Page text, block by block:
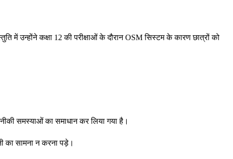
में उन्होंने कक्षा 12 की परीक्षाओं के दौरान OSM सिस्टम के कारण छात्रों को
समस्याओं का समाधान कर लिया गया है।
का सामना न करना पड़े।